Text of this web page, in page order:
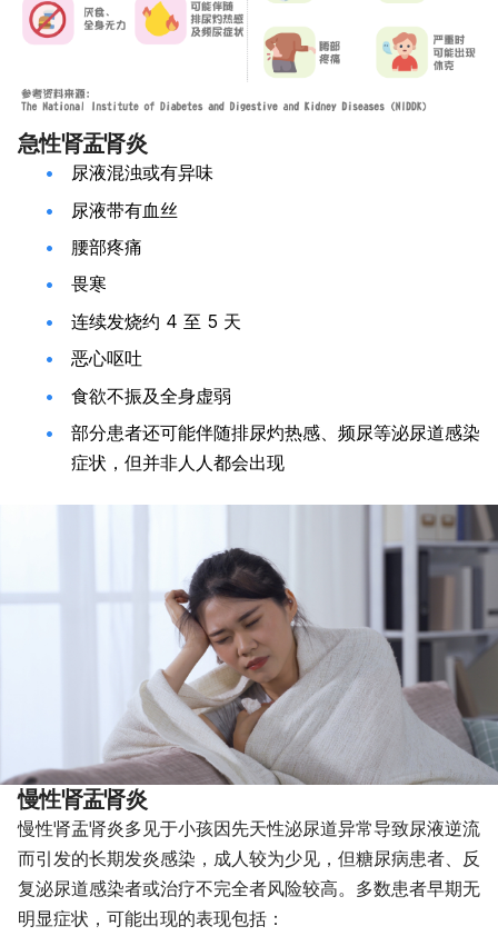
急性肾盂肾炎
尿液混浊或有异味
尿液带有血丝
腰部疼痛
畏寒
连续发烧约 4 至 5 天
恶心呕吐
食欲不振及全身虚弱
部分患者还可能伴随排尿灼热感、频尿等泌尿道感染
症状，但并非人人都会出现
慢性肾盂肾炎
慢性肾盂肾炎多见于小孩因先天性泌尿道异常导致尿液逆流
而引发的长期发炎感染，成人较为少见，但糖尿病患者、反
复泌尿道感染者或治疗不完全者风险较高。多数患者早期无
明显症状，可能出现的表现包括：